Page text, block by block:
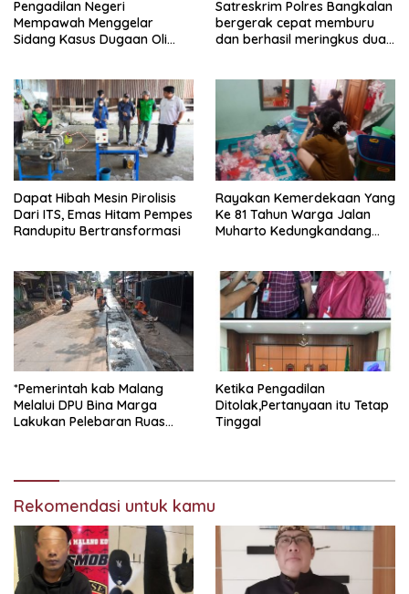
Pengadilan Negeri
Mempawah Menggelar
Sidang Kasus Dugaan Oli
Penipuan Dari Jaringan
Pemasok PT. DAB
Satreskrim Polres Bangkalan
bergerak cepat memburu
dan berhasil meringkus dua
Sidoarjo dan HP (25) warga
Tulungagung.
Dapat Hibah Mesin Pirolisis
Dari ITS, Emas Hitam Pempes
Randupitu Bertransformasi
Rayakan Kemerdekaan Yang
Ke 81 Tahun Warga Jalan
Muharto Kedungkandang
*Pemerintah kab Malang
Melalui DPU Bina Marga
Lakukan Pelebaran Ruas
Ketika Pengadilan
Ditolak,Pertanyaan itu Tetap
Tinggal
Rekomendasi untuk kamu